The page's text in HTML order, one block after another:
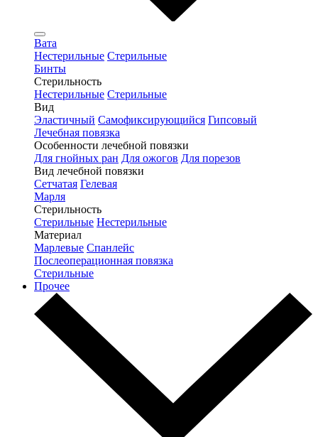
Вата
Нестерильные Стерильные
Бинты
Стерильность
Нестерильные Стерильные
Вид
Эластичный Самофиксирующийся Гипсовый
Лечебная повязка
Особенности лечебной повязки
Для гнойных ран Для ожогов Для порезов
Вид лечебной повязки
Сетчатая Гелевая
Марля
Стерильность
Стерильные Нестерильные
Материал
Марлевые Спанлейс
Послеоперационная повязка
Стерильные
Прочее